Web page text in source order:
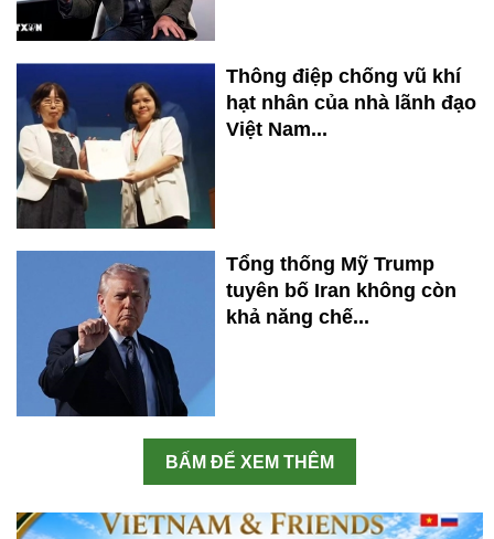
Thông điệp chống vũ khí
hạt nhân của nhà lãnh đạo
Việt Nam...
Tổng thống Mỹ Trump
tuyên bố Iran không còn
khả năng chế...
BẤM ĐỂ XEM THÊM